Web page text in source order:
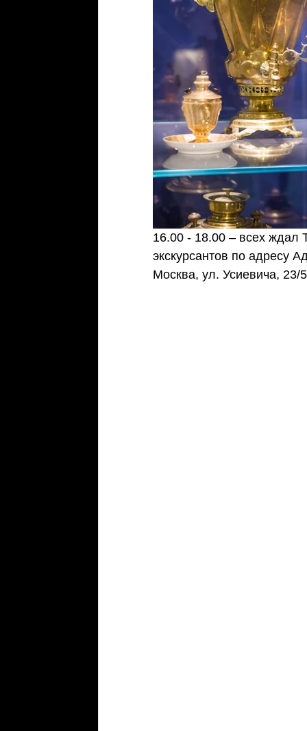
16.00 - 18.00 – всех ждал
экскурсантов по адресу
Москва, ул. Усиевича, 23/